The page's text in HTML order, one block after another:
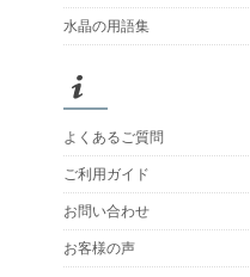
水晶の用語集
よくあるご質問
ご利用ガイド
お問い合わせ
お客様の声